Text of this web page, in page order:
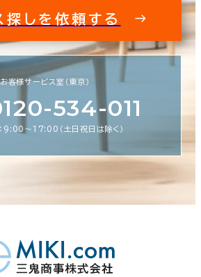
探しを依頼する
お客様サービス室（東京）
534-011
9:00〜17:00（土日祝日は除く）